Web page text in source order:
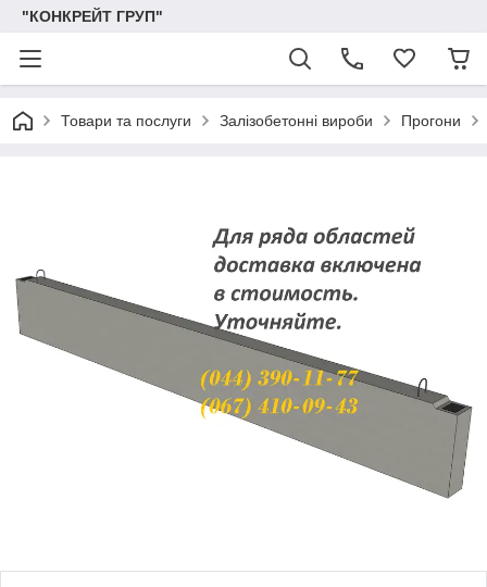
"КОНКРЕЙТ ГРУП"
Товари та послуги Залізобетонні вироби Прогони